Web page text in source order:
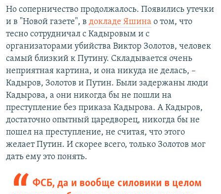
Но соперничество продолжалось. Появились утечки
и в "Новой газете", в докладе Яшина о том, что
тесно сотрудничал с Кадыровым и с
организаторами убийства Виктор Золотов, человек
самый близкий к Путину. Складывается очень
неприятная картина, и она никуда не делась, –
Кадыров, Золотов и Путин. Были задержаны люди
Кадырова, а они никогда бы не пошли на
преступление без приказа Кадырова. А Кадыров,
достаточно опытный царедворец, никогда бы не
пошел на преступление, не считая, что этого
желает Путин. И скорее всего, только Золотов мог
дать ему это понять.
ФСБ, да и вообще силовики в целом